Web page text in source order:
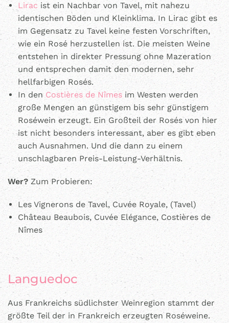
Lirac ist ein Nachbar von Tavel, mit nahezu
identischen Böden und Kleinklima. In Lirac gibt es
im Gegensatz zu Tavel keine festen Vorschriften,
wie ein Rosé herzustellen ist. Die meisten Weine
entstehen in direkter Pressung ohne Mazeration
und entsprechen damit den modernen, sehr
hellfarbigen Rosés.
In den Costières de Nîmes im Westen werden
große Mengen an günstigem bis sehr günstigem
Roséwein erzeugt. Ein Großteil der Rosés von hier
ist nicht besonders interessant, aber es gibt eben
auch Ausnahmen. Und die dann zu einem
unschlagbaren Preis-Leistung-Verhältnis.
Wer? Zum Probieren:
Les Vignerons de Tavel, Cuvée Royale, (Tavel)
Château Beaubois, Cuvée Elégance, Costières de
Nîmes
Languedoc
Aus Frankreichs südlichster Weinregion stammt der
größte Teil der in Frankreich erzeugten Roséweine.